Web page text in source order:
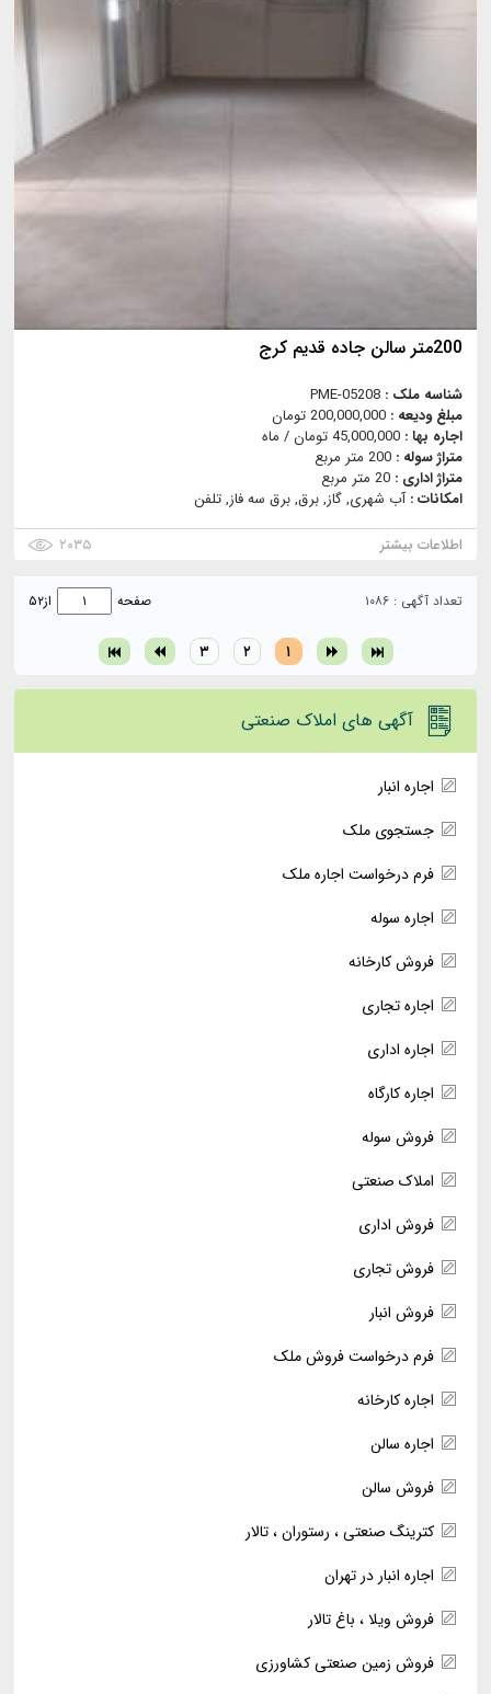
200متر سالن جاده قدیم کرج
شناسه ملک : PME-05208
مبلغ ودیعه : 200,000,000 تومان
اجاره بها : 45,000,000 تومان / ماه
متراژ سوله : 200 متر مربع
متراژ اداری : 20 متر مربع
امکانات :آب شهری, گاز, برق, برق سه فاز, تلفن
اطلاعات بیشتر
۲۰۳۵
تعداد آگهی : ۱۰۸۶
۱ ۲ ۳
صفحه از۵۲
آگهی های املاک صنعتی
اجاره انبار
جستجوی ملک
فرم درخواست اجاره ملک
اجاره سوله
فروش کارخانه
اجاره تجاری
اجاره اداری
اجاره کارگاه
فروش سوله
املاک صنعتی
فروش اداری
فروش تجاری
فروش انبار
فرم درخواست فروش ملک
اجاره کارخانه
اجاره سالن
فروش سالن
کترینگ صنعتی ، رستوران ، تالار
اجاره انبار در تهران
فروش ویلا ، باغ تالار
فروش زمین صنعتی کشاورزی